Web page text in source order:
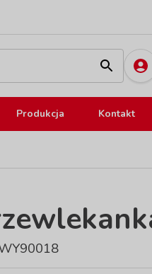
Produkcja Kontakt